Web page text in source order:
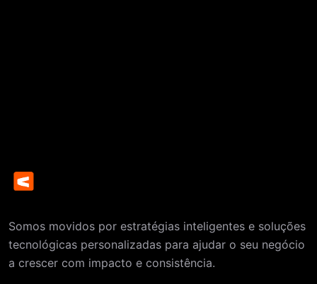
Somos movidos por estratégias inteligentes e soluções
tecnológicas personalizadas para ajudar o seu negócio
a crescer com impacto e consistência.